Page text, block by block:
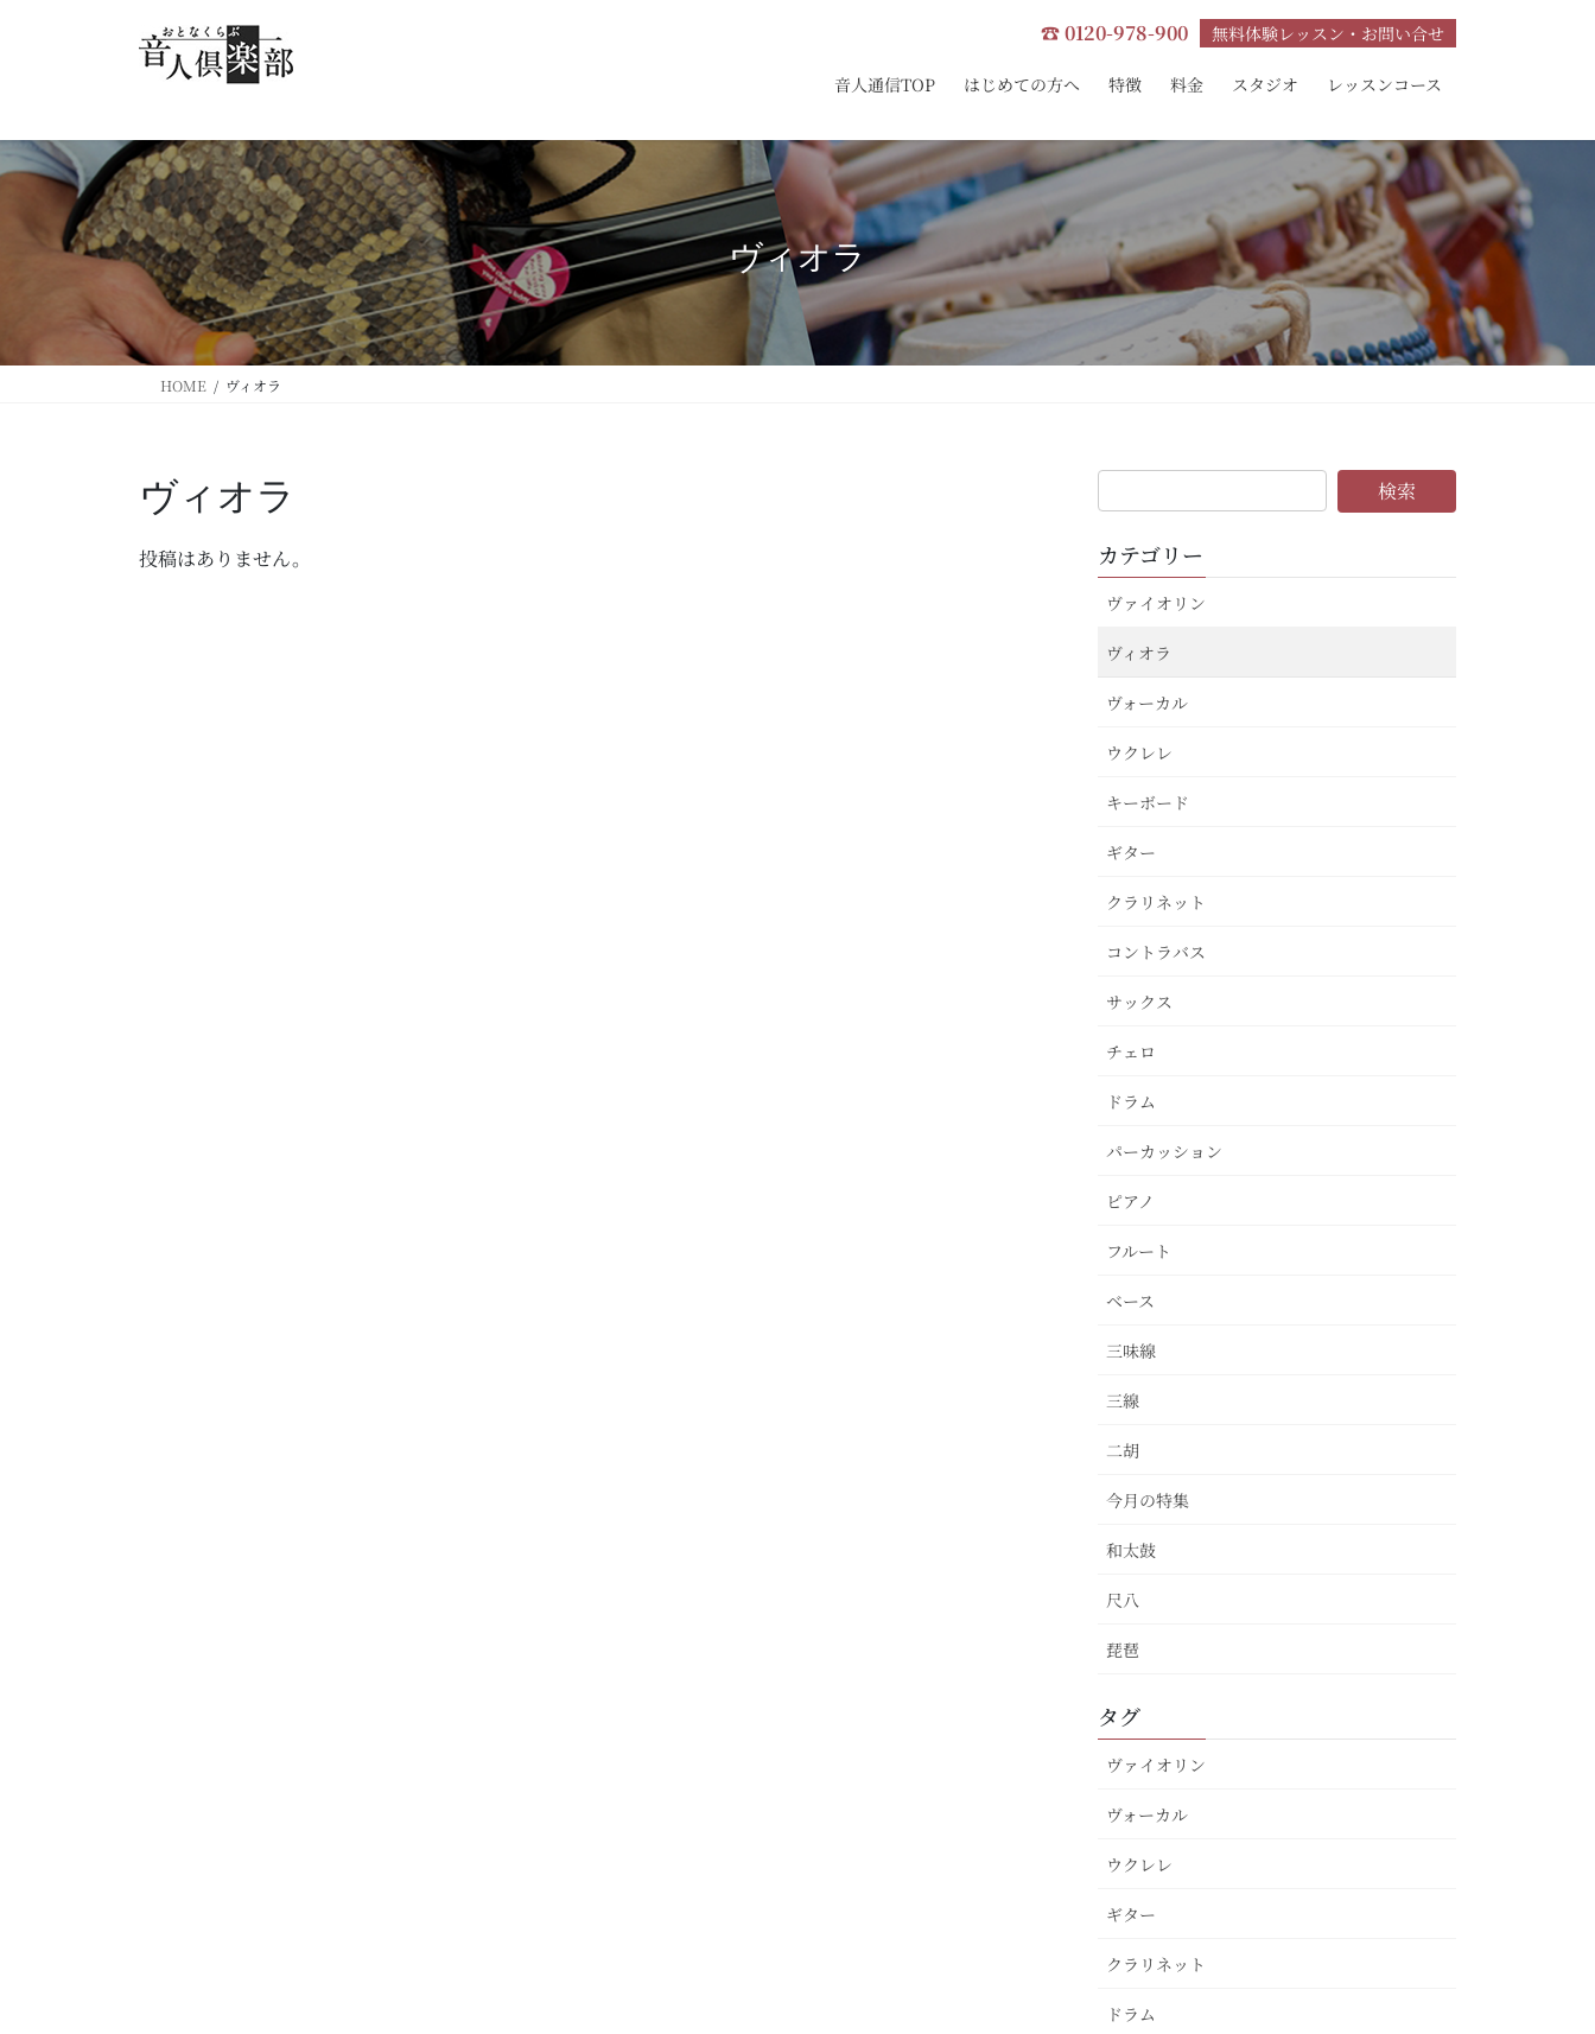
へ
ス
ョ
ン
☎ 0120-978-900 無料体験レッスン・お問い合せ
音人通信TOP はじめての方へ 特徴 料金 スタジオ レッスンコース
ヴィオラ
HOME ヴィオラ
ヴィオラ
投稿はありません。 カテゴリー
ヴァイオリン
ヴィオラ
ヴォーカル
ウクレレ
キーボード
ギター
クラリネット
コントラバス
サックス
チェロ
ドラム
パーカッション
ピアノ
フルート
ベース
三味線
三線
二胡
今月の特集
和太鼓
尺八
琵琶
タグ
ヴァイオリン
ヴォーカル
ウクレレ
ギター
クラリネット
ドラム